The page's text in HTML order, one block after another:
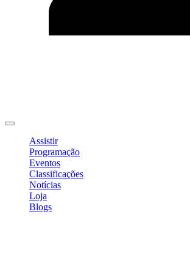
Assistir
Programação
Eventos
Classificações
Notícias
Loja
Blogs